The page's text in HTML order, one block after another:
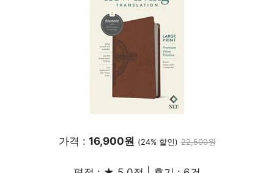
가격 : 16,900원 (24% 할인) 22,500원